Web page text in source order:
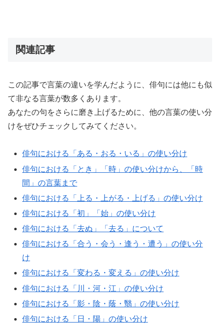
関連記事
この記事で言葉の違いを学んだように、俳句には他にも似
て非なる言葉が数多くあります。
あなたの句をさらに磨き上げるために、他の言葉の使い分
けをぜひチェックしてみてください。
俳句における「ある・おる・いる」の使い分け
俳句における「とき」「時」の使い分けから、「時
間」の言葉まで
俳句における「上る・上がる・上げる」の使い分け
俳句における「初」「始」の使い分け
俳句における「去ぬ」「去る」について
俳句における「合う・会う・逢う・遭う」の使い分
け
俳句における「変わる・変える」の使い分け
俳句における「川・河・江」の使い分け
俳句における「影・陰・蔭・翳」の使い分け
俳句における「日・陽」の使い分け